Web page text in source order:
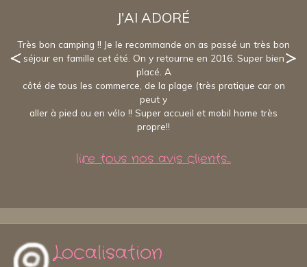
J'AI ADORÉ
Très bon camping !! Je le recommande on as passé un très bon
séjour en famille cet été. On y retourne en 2016. Super bien
placé. A
côté de tous les commerce, de la plage (très pratique car on
peut y
aller à pied ou en vélo !! Super accueil et mobil home très
propre!!
lire tous nos avis clients...
Localisation